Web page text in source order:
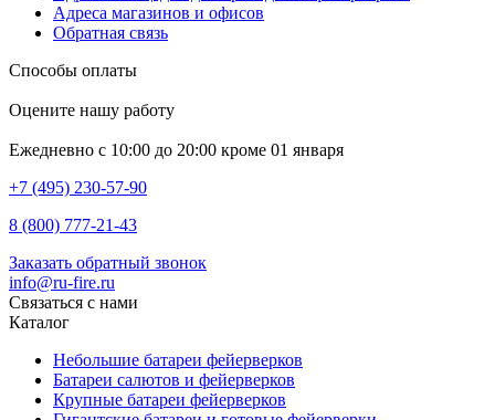
Адреса магазинов и офисов
Обратная связь
Способы оплаты
Оцените нашу работу
Ежедневно с 10:00 до 20:00 кроме 01 января
+7 (495) 230-57-90
8 (800) 777-21-43
Заказать обратный звонок
info@ru-fire.ru
Связаться с нами
Каталог
Небольшие батареи фейерверков
Батареи салютов и фейерверков
Крупные батареи фейерверков